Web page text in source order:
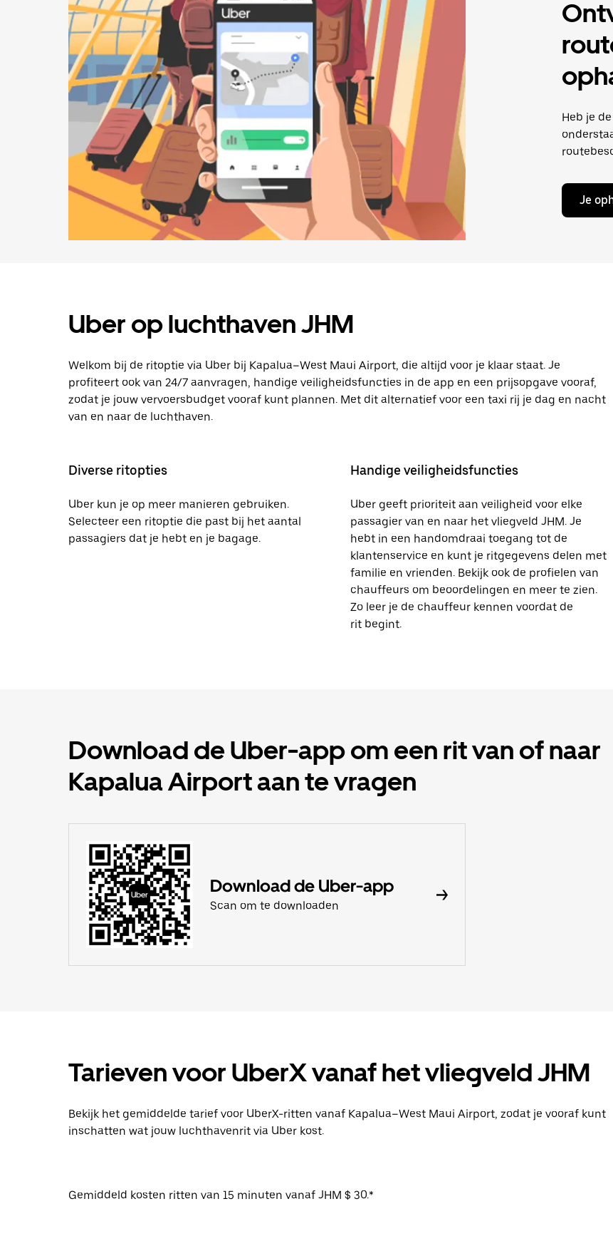
Heb je
Je
Uber op luchthaven JHM
Welkom bij de ritoptie via Uber bij Kapalua–West Maui Airport, die altijd voor je klaar staat. Je
profiteert ook van 24/7 aanvragen, handige veiligheidsfuncties in de app en een prijsopgave vooraf,
zodat je jouw vervoersbudget vooraf kunt plannen. Met dit alternatief voor een taxi rij je dag en nacht
van en naar de luchthaven.
Diverse ritopties
Uber kun je op meer manieren gebruiken.
Selecteer een ritoptie die past bij het aantal
passagiers dat je hebt en je bagage.
Handige veiligheidsfuncties
Uber geeft prioriteit aan veiligheid voor elke
passagier van en naar het vliegveld JHM. Je
hebt in een handomdraai toegang tot de
klantenservice en kunt je ritgegevens delen met
familie en vrienden. Bekijk ook de profielen van
chauffeurs om beoordelingen en meer te zien.
Zo leer je de chauffeur kennen voordat de
rit begint.
Download de Uber-app om een rit van of naar
Kapalua Airport aan te vragen
Download de Uber-app
Scan om te downloaden
Tarieven voor UberX vanaf het vliegveld JHM
Bekijk het gemiddelde tarief voor UberX-ritten vanaf Kapalua–West Maui Airport, zodat je vooraf kunt
inschatten wat jouw luchthavenrit via Uber kost.
Gemiddeld kosten ritten van 15 minuten vanaf JHM $ 30.*